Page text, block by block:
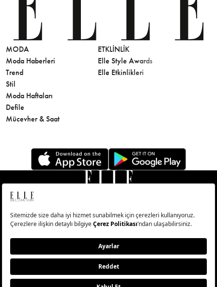
MODA
Moda Haberleri
Trend
Stil
Moda Haftaları
Defile
Mücevher & Saat
ETKLINLIK
Elle Style Awards
Elle Etkinlikleri
© Big Medya Teknoloji A.Ş. Altunizade Mahallesi Kuşbakışı
Caddesi No:27/1 Üsküdar/İstanbul
Aydınlatma Metni
Copyright © 2026 - Tüm Hakları Saklıdır.